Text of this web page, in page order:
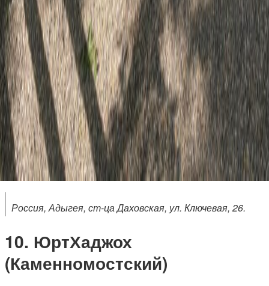
Россия, Адыгея, ст-ца Даховская, ул. Ключевая, 26.
ЮртХаджох
(Каменномостский)